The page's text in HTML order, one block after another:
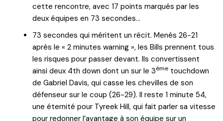
cette rencontre, avec 17 points marqués par les
deux équipes en 73 secondes…
73 secondes qui méritent un récit. Menés 26-21
après le « 2 minutes warning », les Bills prennent tous
les risques pour passer devant. Ils convertissent
ainsi deux 4th down dont un sur le 3ème touchdown
de Gabriel Davis, qui casse les chevilles de son
défenseur sur le coup (26-29). Il reste 1 minute 54,
une éternité pour Tyreek Hill, qui fait parler sa vitesse
pour redonner l’avantage à son équipe sur un